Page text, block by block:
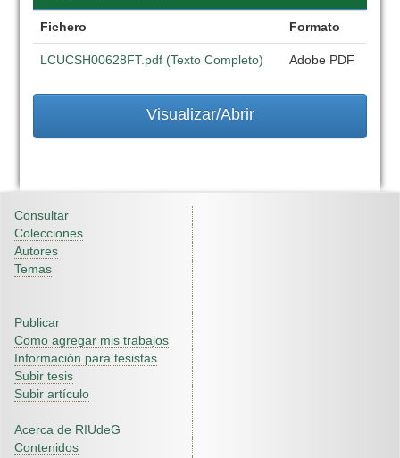
Fichero Formato
LCUCSH00628FT.pdf (Texto Completo) Adobe PDF
Visualizar/Abrir
Consultar
Colecciones
Autores
Temas
Publicar
Como agregar mis trabajos
Información para tesistas
Subir tesis
Subir artículo
Acerca de RIUdeG
Contenidos